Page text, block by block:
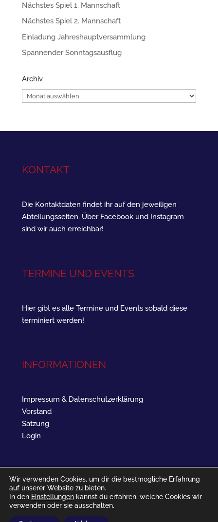
Nächstes Spiel 1. Mannschaft
Nächstes Spiel 2. Mannschaft
Einladung Jahreshauptversammlung
Spannender Sonntagsausflug
Archiv
Archiv
KONTAKT
Die Kontaktdaten findet ihr auf den jeweiligen
Abteilungsseiten. Über Facebook und Instagram
sind wir auch erreichbar!
TERMINE UND EVENTS
Hier gibt es alle Termine und Events sobald diese
terminiert werden!
INFORMATIONEN
Impressum & Datenschutzerklärung
Vorstand
Satzung
Login
Wir verwenden Cookies, um dir die bestmögliche Erfahrung
auf unserer Website zu bieten.
In den Einstellungen kannst du erfahren, welche Cookies wir
verwenden oder sie ausschalten.